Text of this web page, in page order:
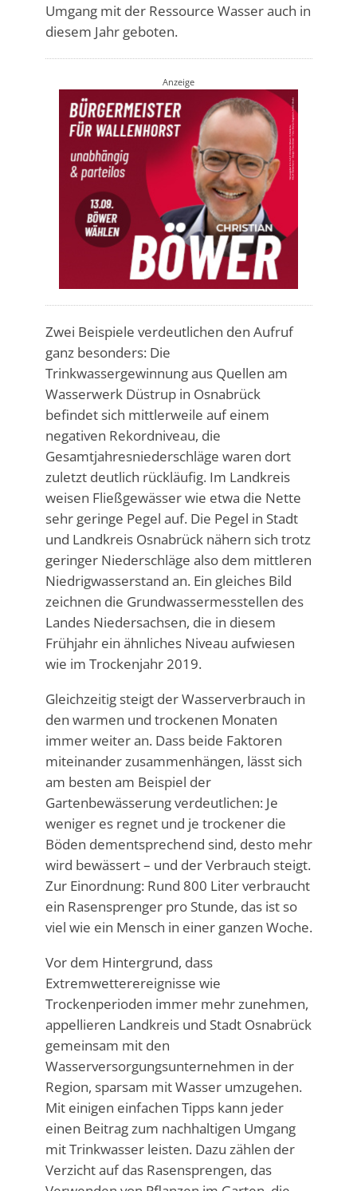
Umgang mit der Ressource Wasser auch in
diesem Jahr geboten.
Anzeige
Zwei Beispiele verdeutlichen den Aufruf
ganz besonders: Die
Trinkwassergewinnung aus Quellen am
Wasserwerk Düstrup in Osnabrück
befindet sich mittlerweile auf einem
negativen Rekordniveau, die
Gesamtjahresniederschläge waren dort
zuletzt deutlich rückläufig. Im Landkreis
weisen Fließgewässer wie etwa die Nette
sehr geringe Pegel auf. Die Pegel in Stadt
und Landkreis Osnabrück nähern sich trotz
geringer Niederschläge also dem mittleren
Niedrigwasserstand an. Ein gleiches Bild
zeichnen die Grundwassermesstellen des
Landes Niedersachsen, die in diesem
Frühjahr ein ähnliches Niveau aufwiesen
wie im Trockenjahr 2019.
Gleichzeitig steigt der Wasserverbrauch in
den warmen und trockenen Monaten
immer weiter an. Dass beide Faktoren
miteinander zusammenhängen, lässt sich
am besten am Beispiel der
Gartenbewässerung verdeutlichen: Je
weniger es regnet und je trockener die
Böden dementsprechend sind, desto mehr
wird bewässert – und der Verbrauch steigt.
Zur Einordnung: Rund 800 Liter verbraucht
ein Rasensprenger pro Stunde, das ist so
viel wie ein Mensch in einer ganzen Woche.
Vor dem Hintergrund, dass
Extremwetterereignisse wie
Trockenperioden immer mehr zunehmen,
appellieren Landkreis und Stadt Osnabrück
gemeinsam mit den
Wasserversorgungsunternehmen in der
Region, sparsam mit Wasser umzugehen.
Mit einigen einfachen Tipps kann jeder
einen Beitrag zum nachhaltigen Umgang
mit Trinkwasser leisten. Dazu zählen der
Verzicht auf das Rasensprengen, das